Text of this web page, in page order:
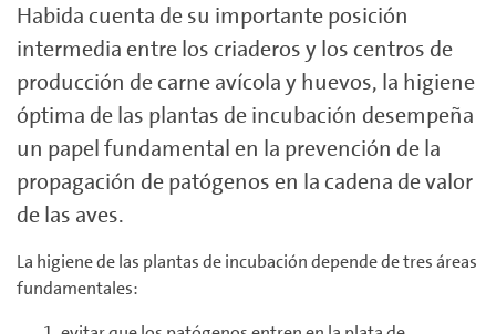
Habida cuenta de su importante posición
intermedia entre los criaderos y los centros de
producción de carne avícola y huevos, la higiene
óptima de las plantas de incubación desempeña
un papel fundamental en la prevención de la
propagación de patógenos en la cadena de valor
de las aves.
La higiene de las plantas de incubación depende de tres áreas
fundamentales: